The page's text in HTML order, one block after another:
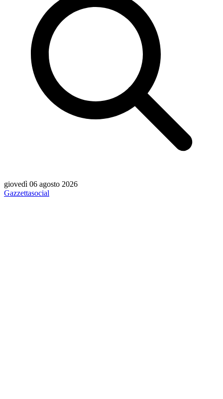
giovedì 06 agosto 2026
Gazzettasocial